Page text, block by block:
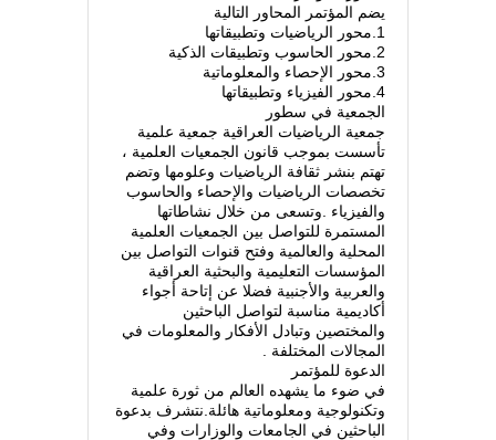
يضم المؤتمر المحاور التالية
1.محور الرياضيات وتطبيقاتها
2.محور الحاسوب وتطبيقات الذكية
3.محور الإحصاء والمعلوماتية
4.محور الفيزياء وتطبيقاتها
الجمعية في سطور
جمعية الرياضيات العراقية جمعية علمية
تأسست بموجب قانون الجمعيات العلمية ،
تهتم بنشر ثقافة الرياضيات وعلومها وتضم
تخصصات الرياضيات والإحصاء والحاسوب
والفيزياء .وتسعى من خلال نشاطاتها
المستمرة للتواصل بين الجمعيات العلمية
المحلية والعالمية وفتح قنوات التواصل بين
المؤسسات التعليمية والبحثية العراقية
والعربية والأجنبية فضلا عن إتاحة أجواء
أكاديمية مناسبة لتواصل الباحثين
والمختصين وتبادل الأفكار والمعلومات في
المجالات المختلفة .
الدعوة للمؤتمر
في ضوء ما يشهده العالم من ثورة علمية
وتكنولوجية ومعلوماتية هائلة.نتشرف بدعوة
الباحثين في الجامعات والوزارات وفي